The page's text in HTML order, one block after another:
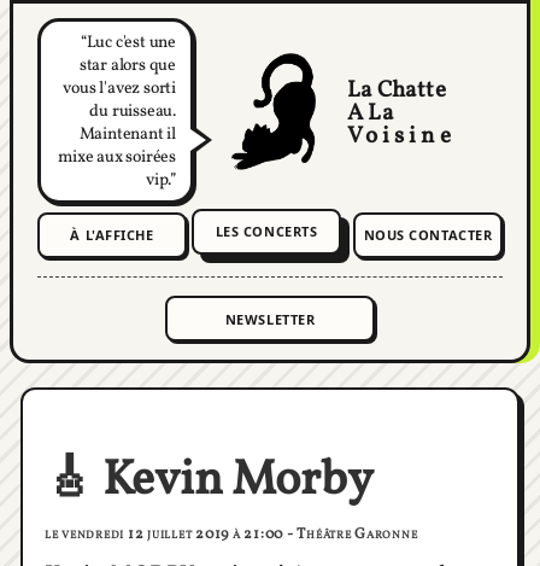
Luc c'est une
star alors que
vous l'avez sorti
du ruisseau.
Maintenant il
mixe aux soirées
vip.
La Chatte
A La
Voisine
À L'AFFICHE LES CONCERTS NOUS CONTACTER
🎸 Kevin Morby
le vendredi 12 juillet 2019 à 21:00 - Théâtre Garonne